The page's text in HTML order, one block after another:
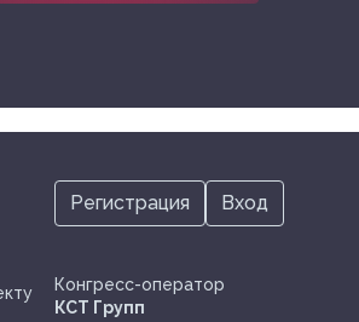
Конгресс-оператор
КСТ Групп
Регистрация Вход